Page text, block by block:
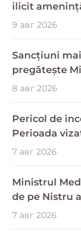
ilicit
9 авг 2026
Sancțiuni
pregătește
8 авг 2026
Pericol de
Perioada
7 авг 2026
Ministrul
de pe Nistru
7 авг 2026